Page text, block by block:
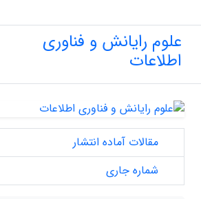
علوم رایانش و فناوری
اطلاعات
مقالات آماده انتشار
شماره جاری